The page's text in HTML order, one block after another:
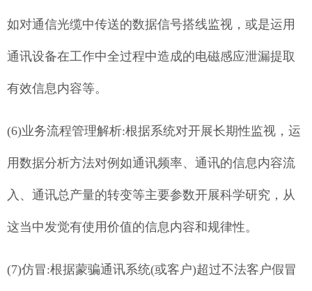
如对通信光缆中传送的数据信号搭线监视，或是运用
通讯设备在工作中全过程中造成的电磁感应泄漏提取
有效信息内容等。
(6)业务流程管理解析:根据系统对开展长期性监视，运
用数据分析方法对例如通讯频率、通讯的信息内容流
入、通讯总产量的转变等主要参数开展科学研究，从
这当中发觉有使用价值的信息内容和规律性。
(7)仿冒:根据蒙骗通讯系统(或客户)超过不法客户假冒